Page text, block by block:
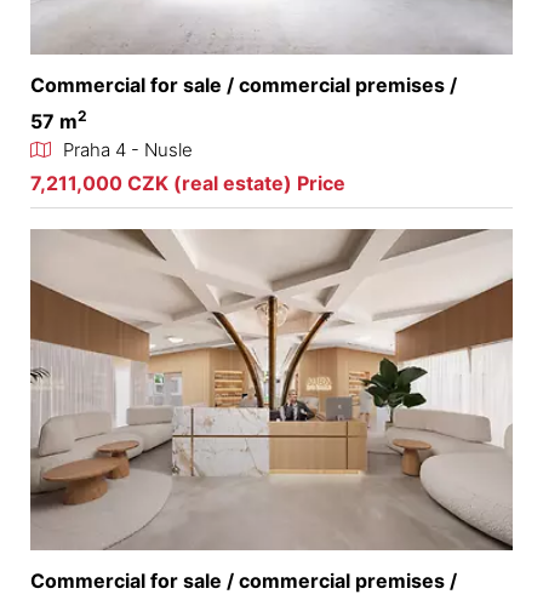
Commercial for sale / commercial premises /
57 m2
Praha 4 - Nusle
7,211,000 CZK (real estate) Price
Commercial for sale / commercial premises /